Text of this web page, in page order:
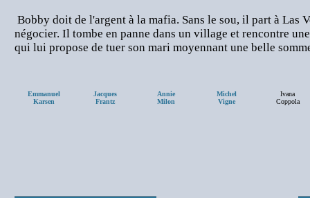
Bobby doit de l'argent à la mafia. Sans le sou, il part à Las
négocier. Il tombe en panne dans un village et rencontre
qui lui propose de tuer son mari moyennant une belle
Emmanuel
Karsen
Jacques
Frantz
Annie
Milon
Michel
Vigne
Ivana
Coppola